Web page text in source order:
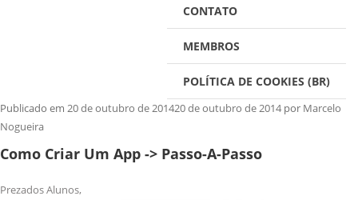
CONTATO
MEMBROS
POLÍTICA DE COOKIES (BR)
Publicado em 20 de outubro de 201420 de outubro de 2014 por Marcelo
Nogueira
Como Criar Um App -> Passo-A-Passo
Prezados Alunos,